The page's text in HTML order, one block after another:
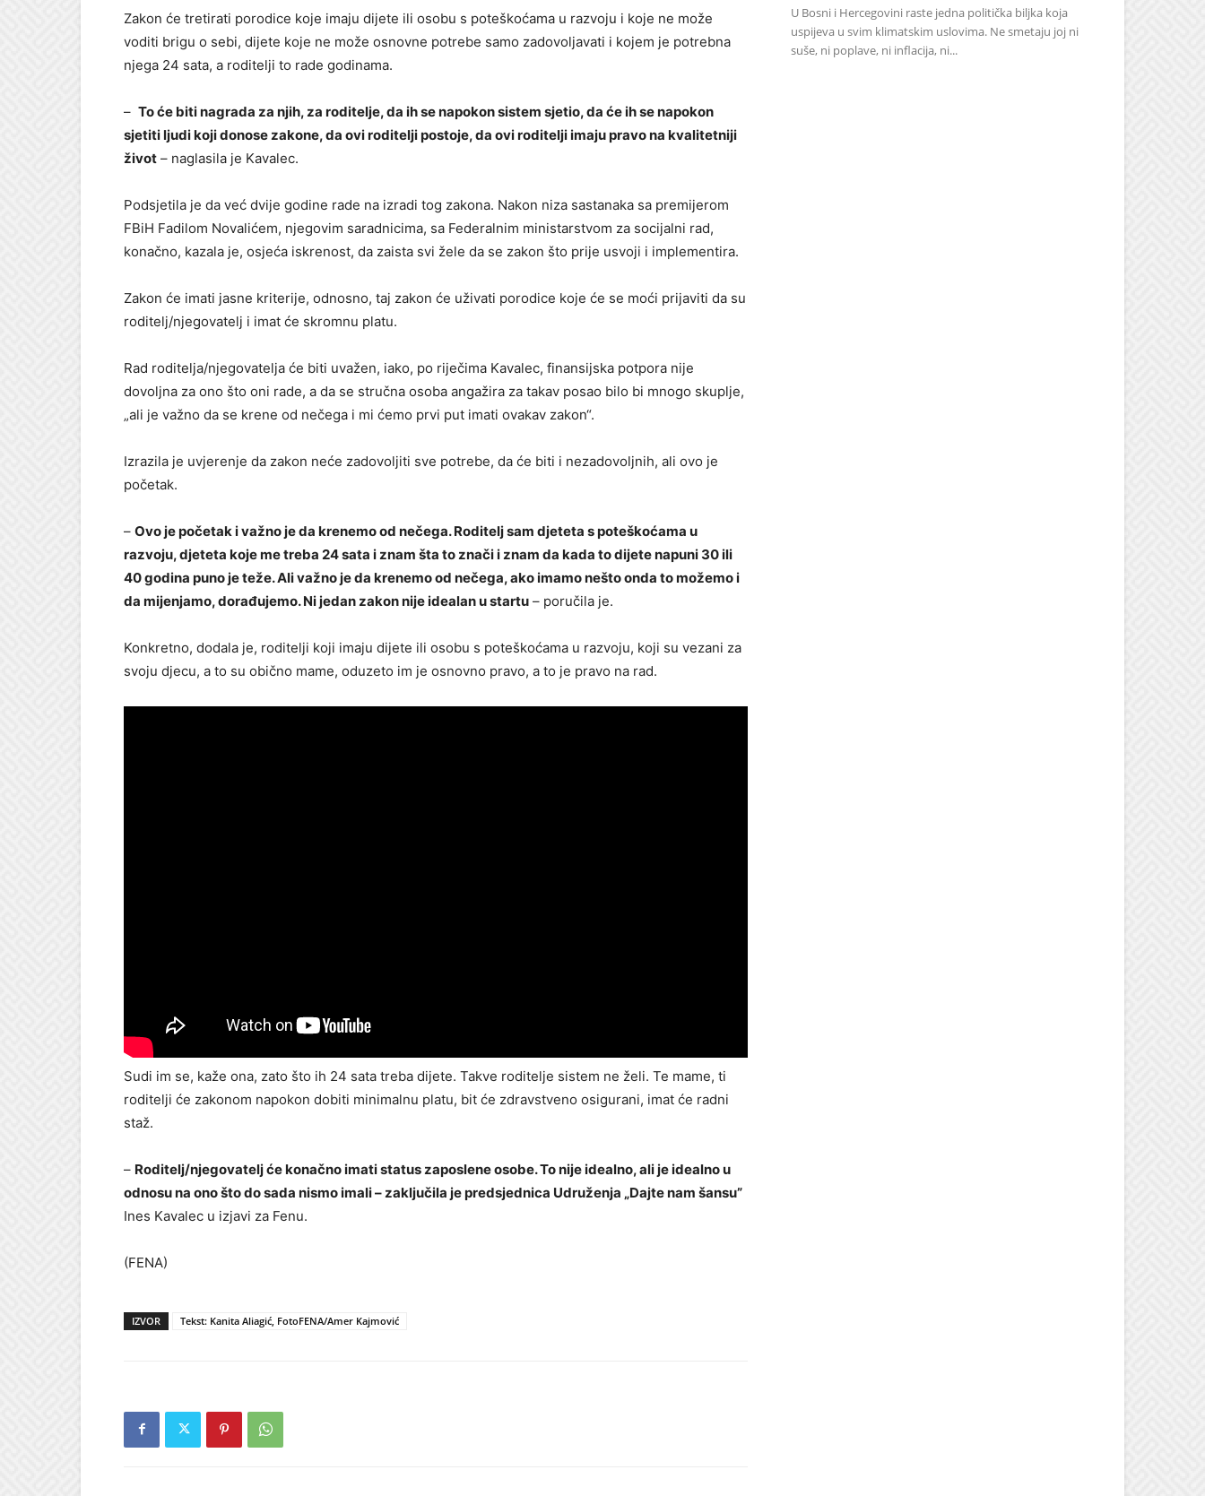
Zakon će tretirati porodice koje imaju dijete ili osobu s poteškoćama u razvoju i koje ne može
voditi brigu o sebi, dijete koje ne može osnovne potrebe samo zadovoljavati i kojem je potrebna
njega 24 sata, a roditelji to rade godinama.
– To će biti nagrada za njih, za roditelje, da ih se napokon sistem sjetio, da će ih se napokon
sjetiti ljudi koji donose zakone, da ovi roditelji postoje, da ovi roditelji imaju pravo na kvalitetniji
život – naglasila je Kavalec.
Podsjetila je da već dvije godine rade na izradi tog zakona. Nakon niza sastanaka sa premijerom
FBiH Fadilom Novalićem, njegovim saradnicima, sa Federalnim ministarstvom za socijalni rad,
konačno, kazala je, osjeća iskrenost, da zaista svi žele da se zakon što prije usvoji i implementira.
Zakon će imati jasne kriterije, odnosno, taj zakon će uživati porodice koje će se moći prijaviti da su
roditelj/njegovatelj i imat će skromnu platu.
Rad roditelja/njegovatelja će biti uvažen, iako, po riječima Kavalec, finansijska potpora nije
dovoljna za ono što oni rade, a da se stručna osoba angažira za takav posao bilo bi mnogo skuplje,
„ali je važno da se krene od nečega i mi ćemo prvi put imati ovakav zakon“.
Izrazila je uvjerenje da zakon neće zadovoljiti sve potrebe, da će biti i nezadovoljnih, ali ovo je
početak.
– Ovo je početak i važno je da krenemo od nečega. Roditelj sam djeteta s poteškoćama u
razvoju, djeteta koje me treba 24 sata i znam šta to znači i znam da kada to dijete napuni 30 ili
40 godina puno je teže. Ali važno je da krenemo od nečega, ako imamo nešto onda to možemo i
da mijenjamo, dorađujemo. Ni jedan zakon nije idealan u startu – poručila je.
Konkretno, dodala je, roditelji koji imaju dijete ili osobu s poteškoćama u razvoju, koji su vezani za
svoju djecu, a to su obično mame, oduzeto im je osnovno pravo, a to je pravo na rad.
Sudi im se, kaže ona, zato što ih 24 sata treba dijete. Takve roditelje sistem ne želi. Te mame, ti
roditelji će zakonom napokon dobiti minimalnu platu, bit će zdravstveno osigurani, imat će radni
staž.
– Roditelj/njegovatelj će konačno imati status zaposlene osobe. To nije idealno, ali je idealno u
odnosu na ono što do sada nismo imali – zaključila je predsjednica Udruženja „Dajte nam šansu”
Ines Kavalec u izjavi za Fenu.
(FENA)
IZVOR Tekst: Kanita Aliagić, FotoFENA/Amer Kajmović
U Bosni i Hercegovini raste jedna politička biljka koja
uspijeva u svim klimatskim uslovima. Ne smetaju joj ni
suše, ni poplave, ni inflacija, ni...